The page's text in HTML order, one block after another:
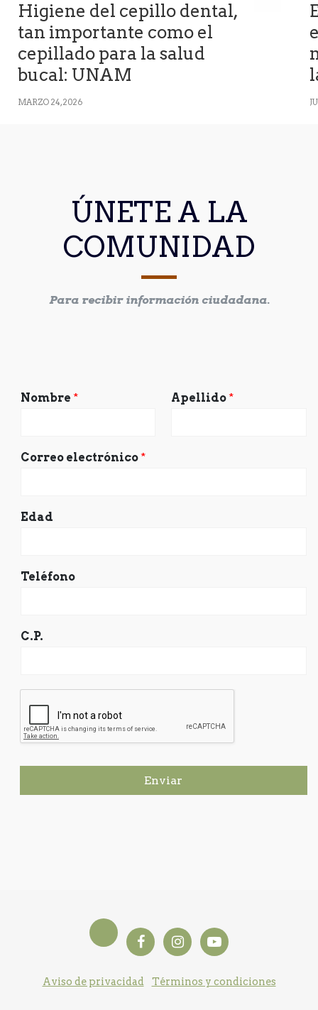
Higiene del cepillo dental,
tan importante como el
cepillado para la salud
bucal: UNAM
MARZO 24, 2026
ÚNETE A LA
COMUNIDAD
Para recibir información ciudadana.
Nombre * Apellido *
Correo electrónico *
Edad
Teléfono
C.P.
Enviar
Aviso de privacidad Términos y condiciones